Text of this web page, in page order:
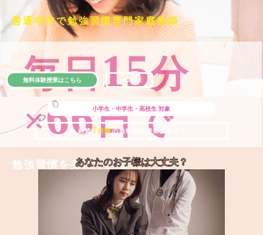
善通寺市で勉強習慣専門家庭教師
毎日15分
×66日で
勉強習慣を身につける
小学生・中学生・高校生 対象
＼ 絶賛 7 日間の無料体験授業実施中!! ／
無料体験授業はこちら 公式LINE
あなたのお子様は大丈夫？